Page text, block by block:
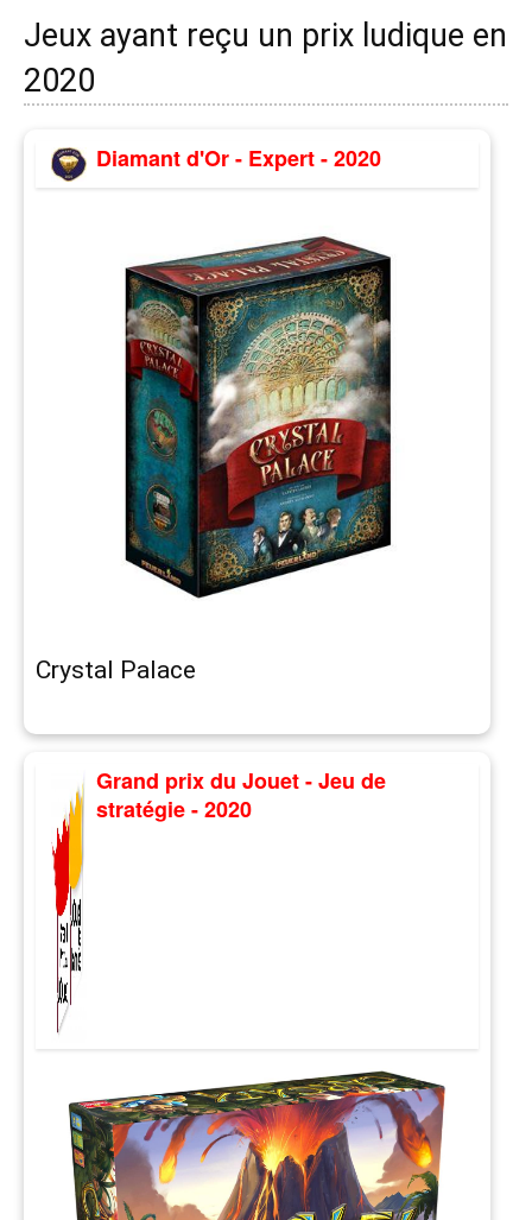
Jeux ayant reçu un prix ludique en
2020
Diamant d'Or - Expert - 2020
Crystal Palace
Grand prix du Jouet - Jeu de
stratégie - 2020